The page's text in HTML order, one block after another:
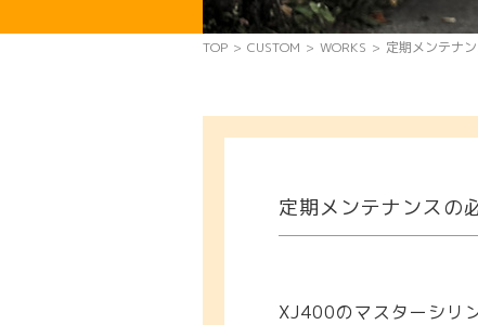
TOP > CUSTOM > WORKS > 定期メンテナ
定期メンテナンスの
XJ400のマスターシリ